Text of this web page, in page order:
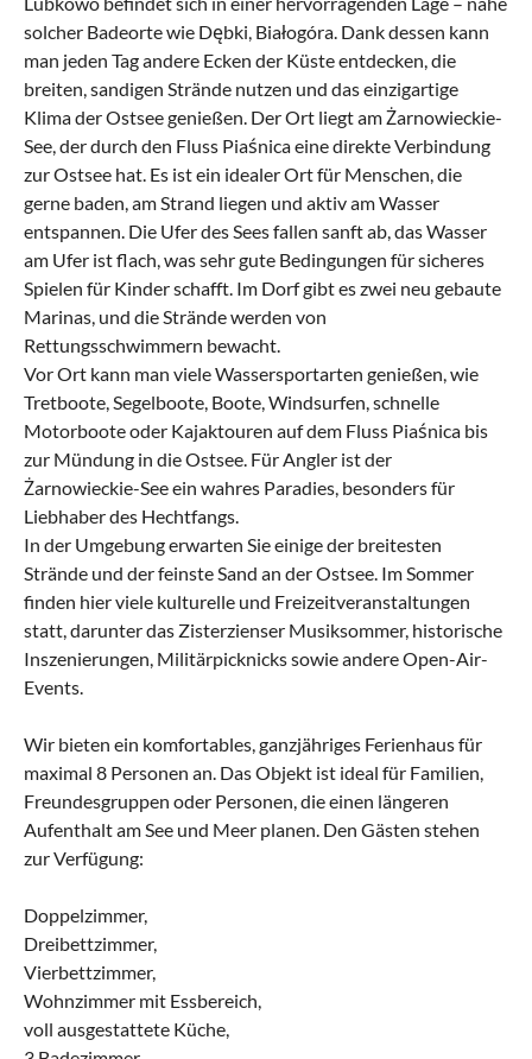
solcher Badeorte wie Dębki, Białogóra. Dank dessen kann
man jeden Tag andere Ecken der Küste entdecken, die
breiten, sandigen Strände nutzen und das einzigartige
Klima der Ostsee genießen. Der Ort liegt am Żarnowieckie-
See, der durch den Fluss Piaśnica eine direkte Verbindung
zur Ostsee hat. Es ist ein idealer Ort für Menschen, die
gerne baden, am Strand liegen und aktiv am Wasser
entspannen. Die Ufer des Sees fallen sanft ab, das Wasser
am Ufer ist flach, was sehr gute Bedingungen für sicheres
Spielen für Kinder schafft. Im Dorf gibt es zwei neu gebaute
Marinas, und die Strände werden von
Rettungsschwimmern bewacht.
Vor Ort kann man viele Wassersportarten genießen, wie
Tretboote, Segelboote, Boote, Windsurfen, schnelle
Motorboote oder Kajaktouren auf dem Fluss Piaśnica bis
zur Mündung in die Ostsee. Für Angler ist der
Żarnowieckie-See ein wahres Paradies, besonders für
Liebhaber des Hechtfangs.
In der Umgebung erwarten Sie einige der breitesten
Strände und der feinste Sand an der Ostsee. Im Sommer
finden hier viele kulturelle und Freizeitveranstaltungen
statt, darunter das Zisterzienser Musiksommer, historische
Inszenierungen, Militärpicknicks sowie andere Open-Air-
Events.
Wir bieten ein komfortables, ganzjähriges Ferienhaus für
maximal 8 Personen an. Das Objekt ist ideal für Familien,
Freundesgruppen oder Personen, die einen längeren
Aufenthalt am See und Meer planen. Den Gästen stehen
zur Verfügung:
Doppelzimmer,
Dreibettzimmer,
Vierbettzimmer,
Wohnzimmer mit Essbereich,
voll ausgestattete Küche,